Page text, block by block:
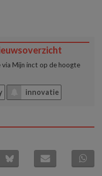
via Mijn inct op de hoogte
innovatie